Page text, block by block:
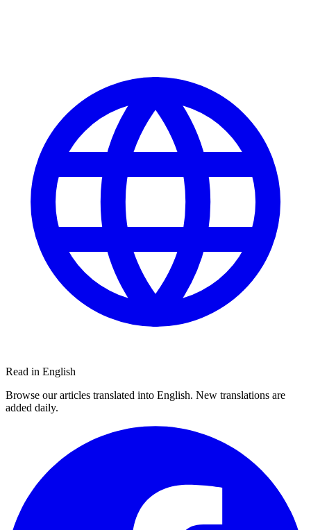
Read in English
Browse our articles translated into English. New translations are
added daily.